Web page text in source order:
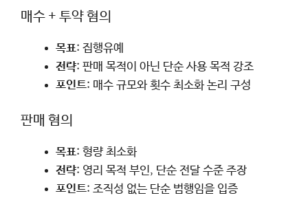
매수 + 투약 혐의
목표: 집행유예
전략: 판매 목적이 아닌 단순 사용 목적 강조
포인트: 매수 규모와 횟수 최소화 논리 구성
판매 혐의
목표: 형량 최소화
전략: 영리 목적 부인, 단순 전달 수준 주장
포인트: 조직성 없는 단순 범행임을 입증